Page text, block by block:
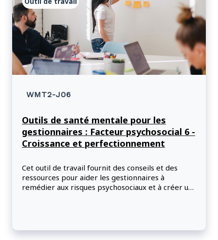
WMT2-J06
Outils de santé mentale pour les
gestionnaires : Facteur psychosocial 6 -
Croissance et perfectionnement
Cet outil de travail fournit des conseils et des
ressources pour aider les gestionnaires à
remédier aux risques psychosociaux et à créer un